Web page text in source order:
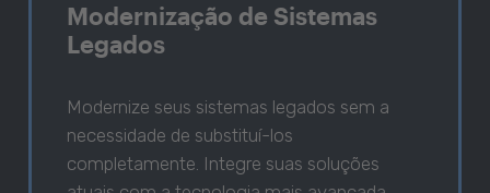
Modernização de Sistemas
Legados
Modernize seus sistemas legados sem a
necessidade de substituí-los
completamente. Integre suas soluções